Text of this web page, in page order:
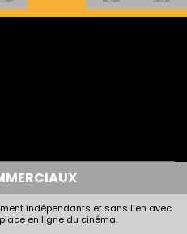
indépendants et sans lien avec
en ligne du cinéma.